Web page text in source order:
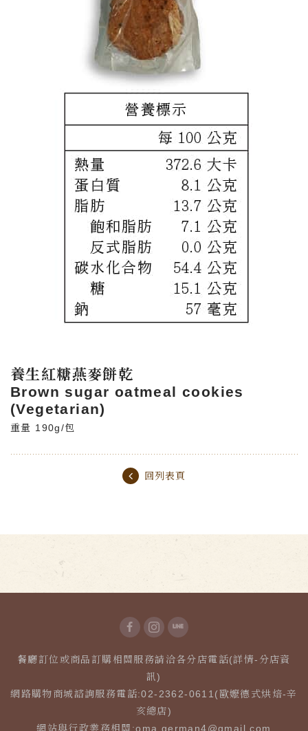
養生紅糖燕麥餅乾
Brown sugar oatmeal cookies
(Vegetarian)
重量 190g/包
回列表頁
餐廳訂位或商品訂購相關服務請洽各分店電話(詳情-分店資
訊)
網路購物商城諮詢服務電話:02-2362-0611(歐嬤德式烘焙-辛
亥總店)
網站與行政業務相關:oma.german4@gmail.com